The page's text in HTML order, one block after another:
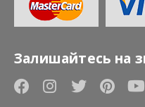
Залишайтесь на